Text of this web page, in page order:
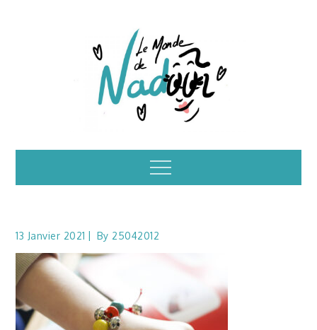
Illustrations – le
monde de Nadoo
Menu
13 Janvier 2021 By 25042012